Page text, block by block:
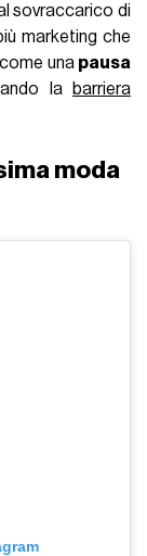
sovraccarico di
marketing che
una pausa
la
barriera
moda